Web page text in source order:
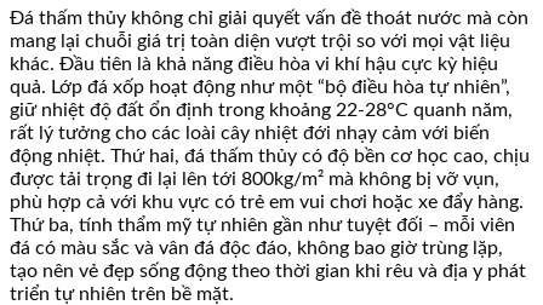
Đá thấm thủy không chỉ giải quyết vấn đề thoát nước mà còn
mang lại chuỗi giá trị toàn diện vượt trội so với mọi vật liệu
khác. Đầu tiên là khả năng điều hòa vi khí hậu cực kỳ hiệu
quả. Lớp đá xốp hoạt động như một “bộ điều hòa tự nhiên”,
giữ nhiệt độ đất ổn định trong khoảng 22-28°C quanh năm,
rất lý tưởng cho các loài cây nhiệt đới nhạy cảm với biến
động nhiệt. Thứ hai, đá thấm thủy có độ bền cơ học cao, chịu
được tải trọng đi lại lên tới 800kg/m² mà không bị vỡ vụn,
phù hợp cả với khu vực có trẻ em vui chơi hoặc xe đẩy hàng.
Thứ ba, tính thẩm mỹ tự nhiên gần như tuyệt đối – mỗi viên
đá có màu sắc và vân đá độc đáo, không bao giờ trùng lặp,
tạo nên vẻ đẹp sống động theo thời gian khi rêu và địa y phát
triển tự nhiên trên bề mặt.